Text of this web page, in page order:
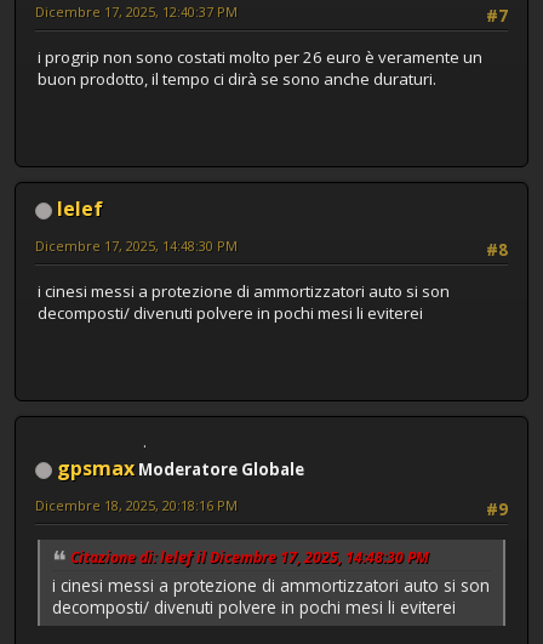
#7
Dicembre 17, 2025, 12:40:37 PM
i progrip non sono costati molto per 26 euro è veramente un
buon prodotto, il tempo ci dirà se sono anche duraturi.
lelef
#8
Dicembre 17, 2025, 14:48:30 PM
i cinesi messi a protezione di ammortizzatori auto si son
decomposti/ divenuti polvere in pochi mesi li eviterei
gpsmax Moderatore Globale
#9
Dicembre 18, 2025, 20:18:16 PM
Citazione di: lelef il Dicembre 17, 2025, 14:48:30 PM
i cinesi messi a protezione di ammortizzatori auto si son
decomposti/ divenuti polvere in pochi mesi li eviterei